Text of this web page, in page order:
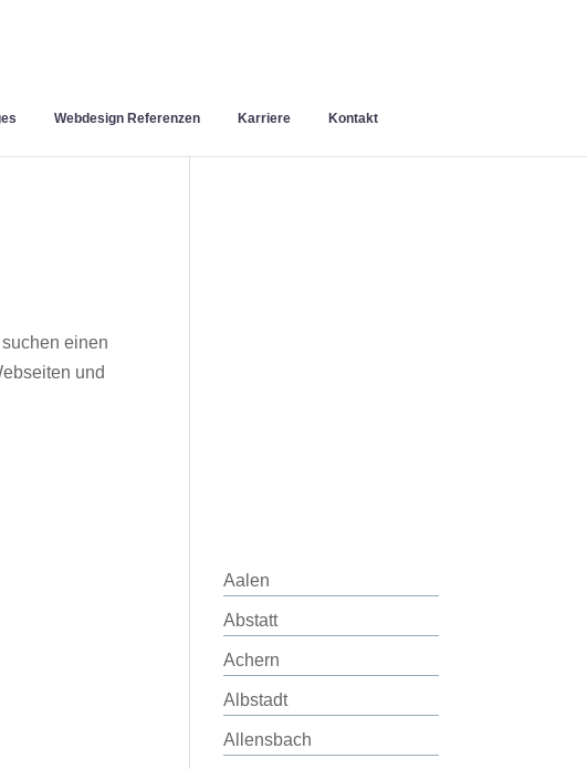
Webdesign Referenzen Karriere Kontakt
einen
und
Aalen
Abstatt
Achern
Albstadt
Allensbach